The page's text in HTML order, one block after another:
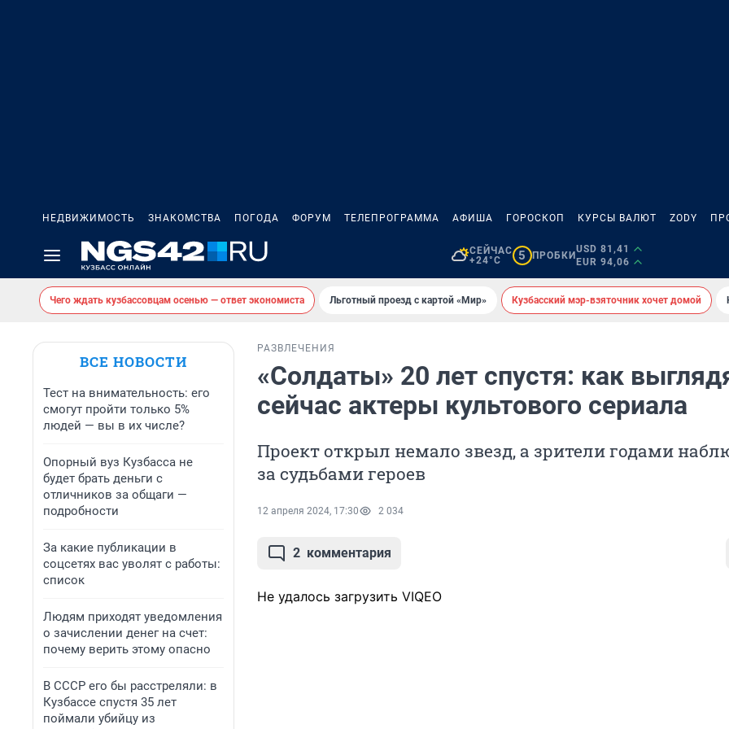
НЕДВИЖИМОСТЬ ЗНАКОМСТВА ПОГОДА ФОРУМ ТЕЛЕПРОГРАММА АФИША ГОРОСКОП КУРСЫ ВАЛЮТ ZODY
СЕЙЧАС
+24°C
5 ПРОБКИ
USD 81,41
EUR 94,06
Чего ждать кузбассовцам осенью — ответ экономиста Льготный проезд с картой «Мир» Кузбасский мэр-взяточник хочет домой
ВСЕ НОВОСТИ
Тест на внимательность: его
смогут пройти только 5%
людей — вы в их числе?
Опорный вуз Кузбасса не
будет брать деньги с
отличников за общаги —
подробности
За какие публикации в
соцсетях вас уволят с работы:
список
Людям приходят уведомления
о зачислении денег на счет:
почему верить этому опасно
В СССР его бы расстреляли: в
Кузбассе спустя 35 лет
поймали убийцу из
РАЗВЛЕЧЕНИЯ
«Солдаты» 20 лет спустя: как
сейчас актеры культового сериала
Проект открыл немало звезд, а зрители годами
за судьбами героев
12 апреля 2024, 17:30 2 034
2 комментария
Не удалось загрузить VIQEO